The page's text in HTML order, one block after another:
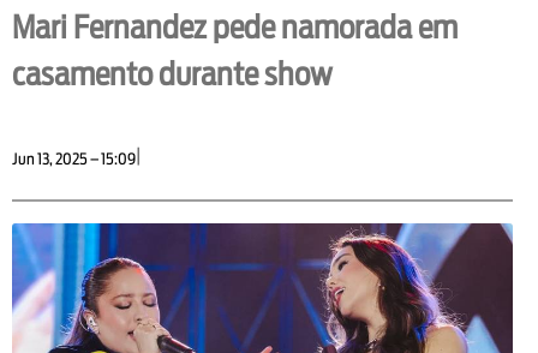
Mari Fernandez pede namorada em
casamento durante show
Jun 13, 2025 – 15:09